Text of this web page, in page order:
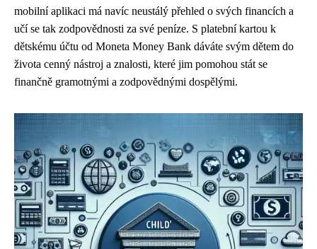
mobilní aplikaci má navíc neustálý přehled o svých financích a
učí se tak zodpovědnosti za své peníze. S platební kartou k
dětskému účtu od Moneta Money Bank dáváte svým dětem do
života cenný nástroj a znalosti, které jim pomohou stát se
finančně gramotnými a zodpovědnými dospělými.